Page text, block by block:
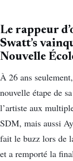
Le rappeur
Swatt’s
Nouvelle
À 26 ans
nouvelle étape de
l’artiste aux
SDM, mais aussi
fait le buzz lors de
et a remporté la